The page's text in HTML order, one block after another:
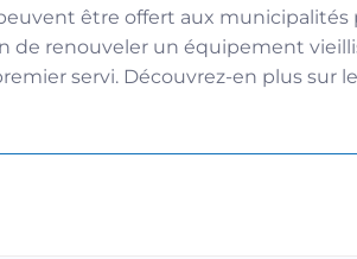
être offert aux municipalités
de renouveler un équipement
servi. Découvrez-en plus sur